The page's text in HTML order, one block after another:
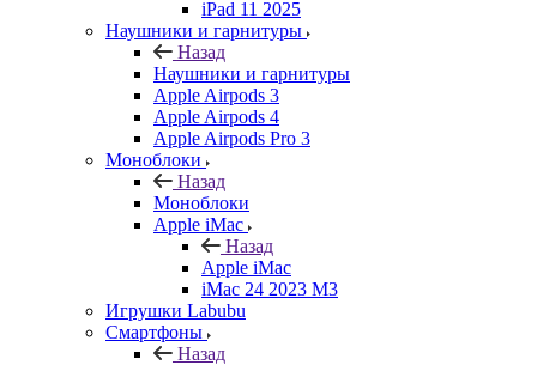
iPad 11 2025
Наушники и гарнитуры
Назад
Наушники и гарнитуры
Apple Airpods 3
Apple Airpods 4
Apple Airpods Pro 3
Моноблоки
Назад
Моноблоки
Apple iMac
Назад
Apple iMac
iMac 24 2023 M3
Игрушки Labubu
Смартфоны
Назад